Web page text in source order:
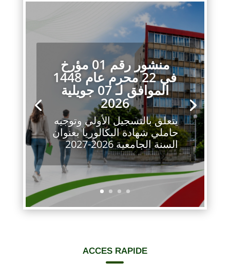
منشور رقم 01 مؤرخ
في 22 محرم عام 1448
الموافق لـ 07 جويلية
2026
يتعلق بالتسجيل الأولي وتوجيه
حاملي شهادة البكالوريا بعنوان
السنة الجامعية 2026-2027
ACCES RAPIDE
